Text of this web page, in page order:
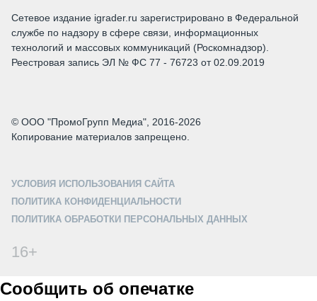
Сетевое издание igrader.ru зарегистрировано в Федеральной
службе по надзору в сфере связи, информационных
технологий и массовых коммуникаций (Роскомнадзор).
Реестровая запись ЭЛ № ФС 77 - 76723 от 02.09.2019
© ООО "ПромоГрупп Медиа", 2016-2026
Копирование материалов запрещено.
УСЛОВИЯ ИСПОЛЬЗОВАНИЯ САЙТА
ПОЛИТИКА КОНФИДЕНЦИАЛЬНОСТИ
ПОЛИТИКА ОБРАБОТКИ ПЕРСОНАЛЬНЫХ ДАННЫХ
16+
Сообщить об опечатке